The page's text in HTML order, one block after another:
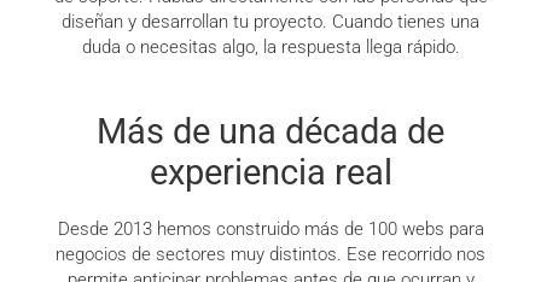
diseñan y desarrollan tu proyecto. Cuando tienes una
duda o necesitas algo, la respuesta llega rápido.
Más de una década de
experiencia real
Desde 2013 hemos construido más de 100 webs para
negocios de sectores muy distintos. Ese recorrido nos